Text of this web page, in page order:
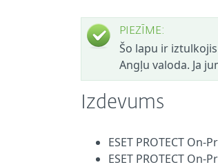
PIEZĪME:
Šo lapu ir
Angļu valoda. Ja
Izdevums
ESET PROTECT On-
ESET PROTECT On-